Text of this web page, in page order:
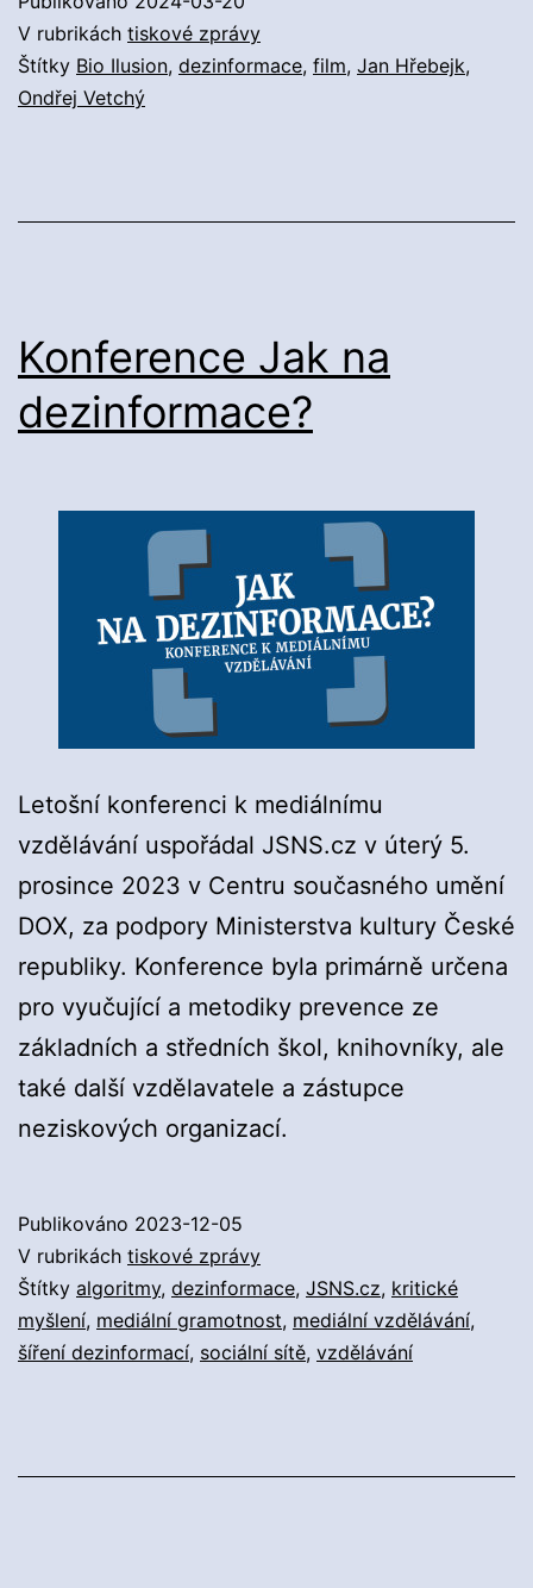
V rubrikách tiskové zprávy
Štítky Bio Ilusion, dezinformace, film, Jan Hřebejk,
Ondřej Vetchý
Konference Jak na
dezinformace?
Letošní konferenci k mediálnímu
vzdělávání uspořádal JSNS.cz v úterý 5.
prosince 2023 v Centru současného umění
DOX, za podpory Ministerstva kultury České
republiky. Konference byla primárně určena
pro vyučující a metodiky prevence ze
základních a středních škol, knihovníky, ale
také další vzdělavatele a zástupce
neziskových organizací.
Publikováno 2023-12-05
V rubrikách tiskové zprávy
Štítky algoritmy, dezinformace, JSNS.cz, kritické
myšlení, mediální gramotnost, mediální vzdělávání,
šíření dezinformací, sociální sítě, vzdělávání